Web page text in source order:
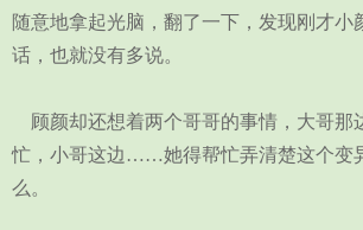
随意地拿起光脑，翻了一下，发现刚才小
话，也就没有多说。
顾颜却还想着两个哥哥的事情，大哥那
忙，小哥这边……她得帮忙弄清楚这个变
么。